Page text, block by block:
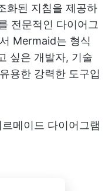
화된 지침을 제공하
전문적인 다이어그
Mermaid는 형식
싶은 개발자, 기술
용한 강력한 도구입
메이드 다이어그램